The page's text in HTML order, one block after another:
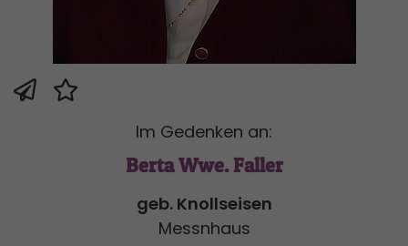
Im Gedenken an:
Berta Wwe. Faller
geb. Knollseisen
Messnhaus